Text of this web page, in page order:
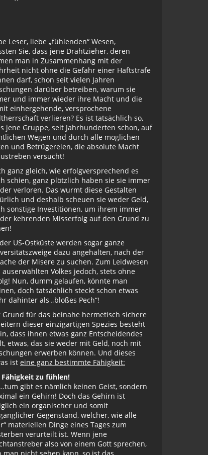
Leser, liebe „fühlenden“ Wesen,
Sie, dass jene Drahtzieher, deren
man in Zusammenhang mit der
nicht ohne die Gefahr einer Haftstrafe
darf, schon seit vielen Jahren
darüber betreiben, warum sie
und immer wieder ihre Macht und die
einhergehende, versprochene
verlieren? Es ist tatsächlich so,
jene Gruppe, seit Jahrhunderten schon, auf
Wegen und durch alle möglichen
und Betrügereien, die absolute Macht
versucht!
ganz gleich, wie erfolgversprechend es
schien, ganz plötzlich haben sie sie immer
verloren. Das wurmt diese Gestalten
und deshalb scheuen sie weder Geld,
sonstige Investitionen, um ihrem immer
kehrenden Misserfolg auf den Grund zu
US-Ostküste werden sogar ganze
dazu angehalten, nach der
der Misere zu suchen. Zum Leidwesen
auserwählten Volkes jedoch, stets ohne
Nun, dumm gelaufen, könnte man
doch tatsächlich steckt schon etwas
dahinter als „bloßes Pech“!
Grund für das beinahe hermetisch sichere
dieser einzigartigen Spezies besteht
dass ihnen etwas ganz Entscheidendes
etwas, das sie weder mit Geld, noch mit
erwerben können. Und dieses
ist eine ganz bestimmte Fähigkeit:
Fähigkeit zu fühlen!
gibt es nämlich keinen Geist, sondern
ein Gehirn! Doch das Gehirn ist
ein organischer und somit
Gegenstand, welcher, wie alle
materiellen Dinge eines Tages zum
verurteilt ist. Wenn jene
also von einem Gott sprechen,